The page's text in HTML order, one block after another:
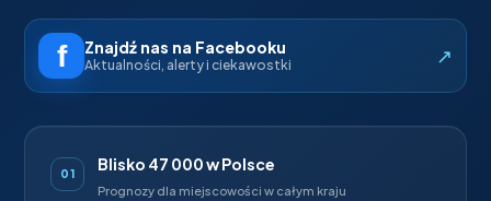
Znajdź nas na Facebooku
Aktualności, alerty i ciekawostki ↗
01 Blisko 47 000 w Polsce
Prognozy dla miejscowości w całym kraju